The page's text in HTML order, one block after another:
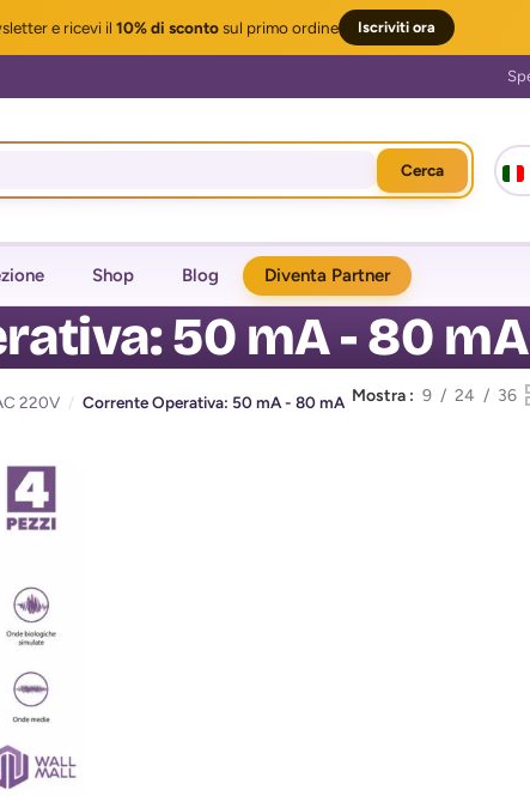
e ricevi il 10% di scontosul primo ordine Iscriviti ora
Cerca
Shop Blog Diventa Partner
50 mA - 80 mA
220V / Corrente Operativa: 50 mA - 80 mA Mostra 9 24 36